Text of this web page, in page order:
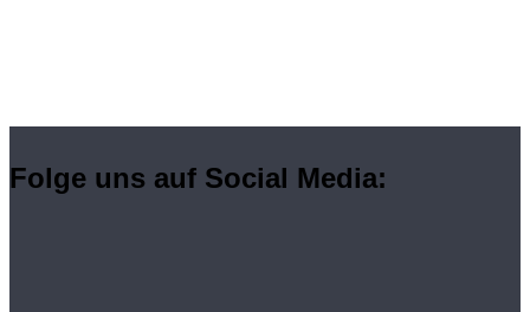
Folge uns auf Social Media: